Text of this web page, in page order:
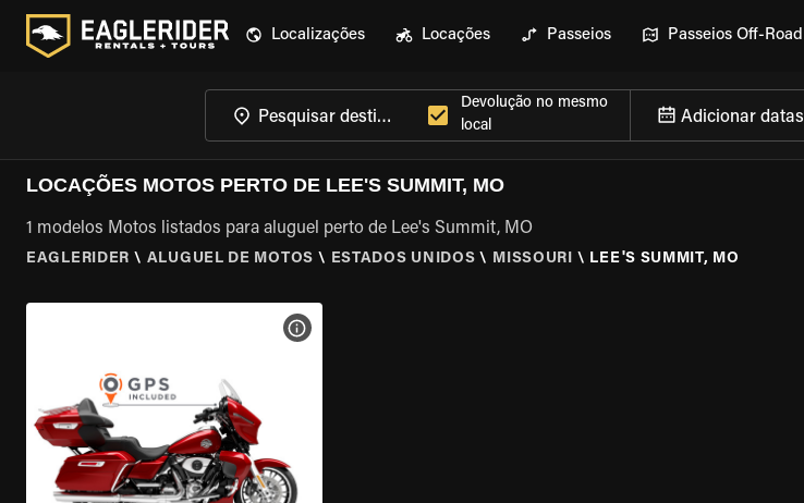
Localizações Locações Passeios Passeios Off-Road
Devolução no mesmo
local
Adicionar datas
LOCAÇÕES MOTOS PERTO DE LEE'S SUMMIT, MO
1 modelos Motos listados para aluguel perto de Lee's Summit, MO
EAGLERIDER \ ALUGUEL DE MOTOS \ ESTADOS UNIDOS \ MISSOURI \ LEE'S SUMMIT, MO
VER ESPECIFICAÇÕES DA MOTO